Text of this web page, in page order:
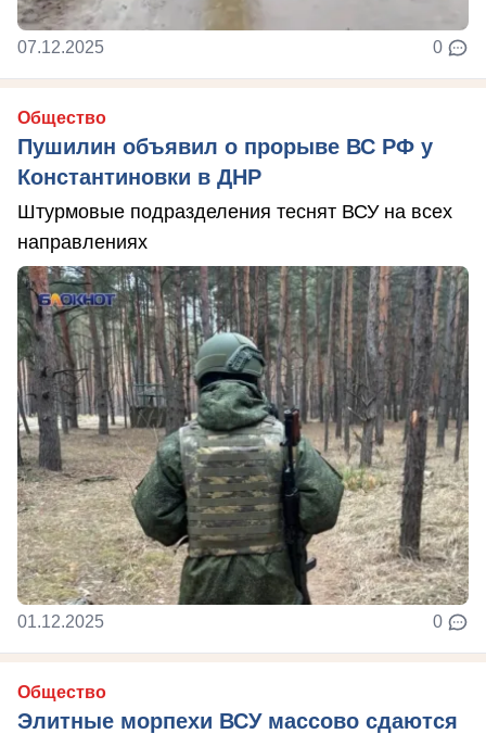
07.12.2025 0
Общество
Пушилин объявил о прорыве ВС РФ у
Константиновки в ДНР
Штурмовые подразделения теснят ВСУ на всех
направлениях
01.12.2025 0
Общество
Элитные морпехи ВСУ массово сдаются